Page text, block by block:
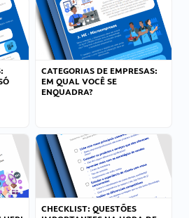
CATEGORIAS DE EMPRESAS:
EM QUAL VOCÊ SE
ENQUADRA?
CHECKLIST: QUESTÕES